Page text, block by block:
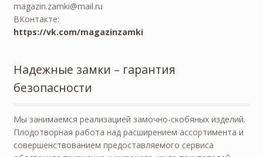
magazin.zamki@mail.ru
ВКонтакте:
https://vk.com/magazinzamki
Надежные замки – гарантия
безопасности
Мы занимаемся реализацией замочно-скобяных изделий.
Плодотворная работа над расширением ассортимента и
совершенствованием предоставляемого сервиса